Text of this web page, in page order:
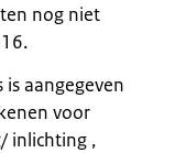
nog niet
is aangegeven
voor
inlichting ,